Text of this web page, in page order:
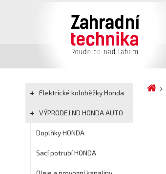
Elektrické koloběžky Honda
VÝPRODEJ ND HONDA AUTO
Doplňky HONDA
Sací potrubí HONDA